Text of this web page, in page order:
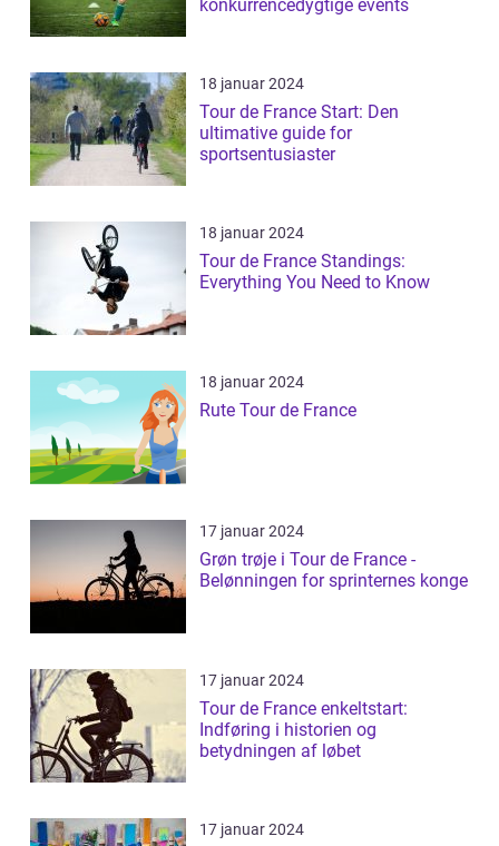
konkurrencedygtige events
18 januar 2024
Tour de France Start: Den
ultimative guide for
sportsentusiaster
18 januar 2024
Tour de France Standings:
Everything You Need to Know
18 januar 2024
Rute Tour de France
17 januar 2024
Grøn trøje i Tour de France -
Belønningen for sprinternes konge
17 januar 2024
Tour de France enkeltstart:
Indføring i historien og
betydningen af løbet
17 januar 2024